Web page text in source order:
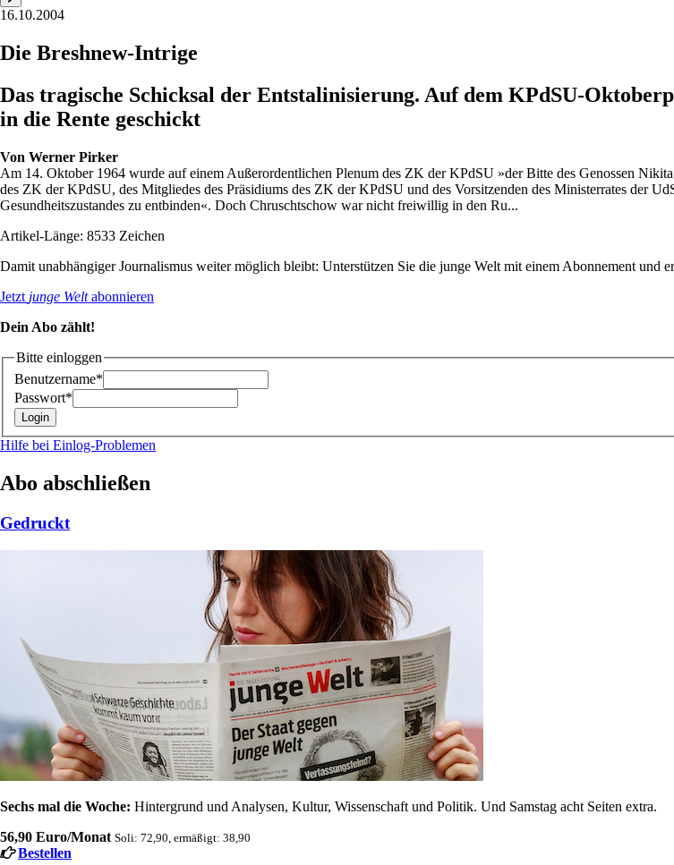
16.10.2004
Die Breshnew-Intrige
Das tragische Schicksal der Entstalinisierung. Auf dem KPdSU-
in die Rente geschickt
Von Werner Pirker
Am 14. Oktober 1964 wurde auf einem Außerordentlichen Plenum des ZK der KPdSU »der Bitte des Genossen
des ZK der KPdSU, des Mitgliedes des Präsidiums des ZK der KPdSU und des Vorsitzenden des Ministerrates der
Gesundheitszustandes zu entbinden«. Doch Chruschtschow war nicht freiwillig in den Ru...
Artikel-Länge: 8533 Zeichen
Damit unabhängiger Journalismus weiter möglich bleibt: Unterstützen Sie die junge Welt mit einem Abonnement und
Jetzt junge Weltabonnieren
Dein Abo zählt!
Bitte einloggen
Benutzername*
Passwort*
Hilfe bei Einlog-Problemen
Abo abschließen
Gedruckt
Sechs mal die Woche: Hintergrund und Analysen, Kultur, Wissenschaft und Politik. Und Samstag acht Seiten extra.
56,90 Euro/Monat Soli: 72,90, ermäßigt: 38,90
Bestellen